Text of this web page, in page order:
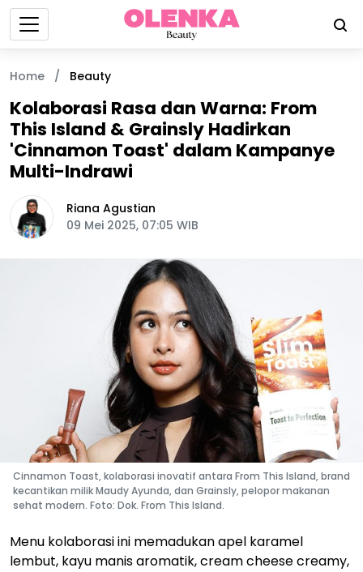
Home / Beauty
Kolaborasi Rasa dan Warna: From
This Island & Grainsly Hadirkan
'Cinnamon Toast' dalam Kampanye
Multi-Indrawi
Riana Agustian
09 Mei 2025, 07:05 WIB
Cinnamon Toast, kolaborasi inovatif antara From This Island, brand
kecantikan milik Maudy Ayunda, dan Grainsly, pelopor makanan
sehat modern. Foto: Dok. From This Island.
Menu kolaborasi ini memadukan apel karamel
lembut, kayu manis aromatik, cream cheese creamy,